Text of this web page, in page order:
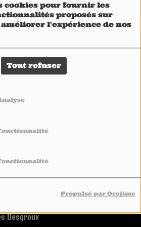
cookies pour fournir les
proposés sur
l'expérience de nos
Tout refuser
Propulsé par Orejime
Desgroux